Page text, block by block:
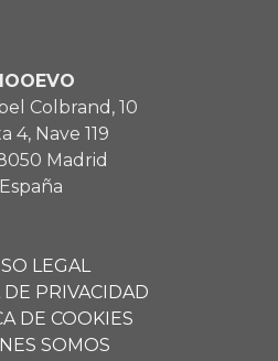
Colbrand, 10
4, Nave 119
Madrid
España
LEGAL
PRIVACIDAD
DE COOKIES
SOMOS